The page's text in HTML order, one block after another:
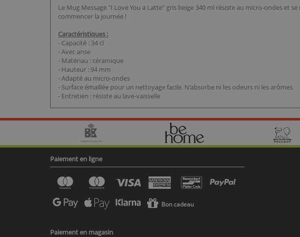
Le Mug Message "I Love You a Latte" gris beige 340 ml résiste au micro-ondes et
commencer la journée !
Caractéristiques :
- Capacité : 34 cl
- Avec anse
- Matériau : céramique
- Hauteur : 94 mm
- Adapté au micro-ondes
- Surface émaillée pour un nettoyage facile. N'absorbe ni les odeurs ni les arômes
- Entretien : résiste au lave-vaisselle
Paiement en ligne
Bon cadeau
Paiement en magasin